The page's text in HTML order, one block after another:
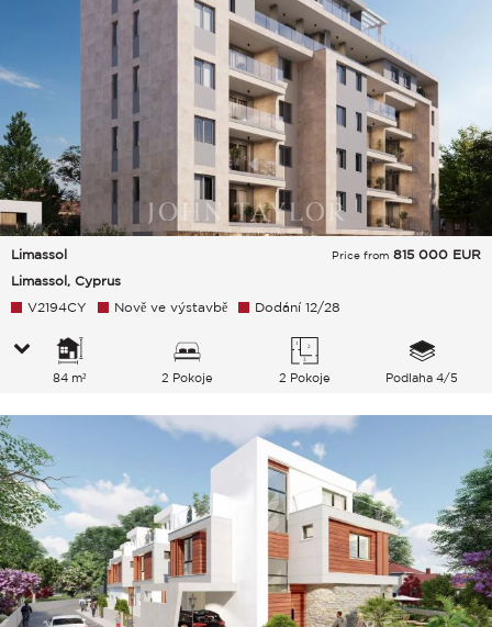
Limassol
Limassol, Cyprus
Price from 815 000 EUR
V2194CY Nově ve výstavbě Dodání 12/28
84 m² 2 Pokoje 2 Pokoje Podlaha 4/5